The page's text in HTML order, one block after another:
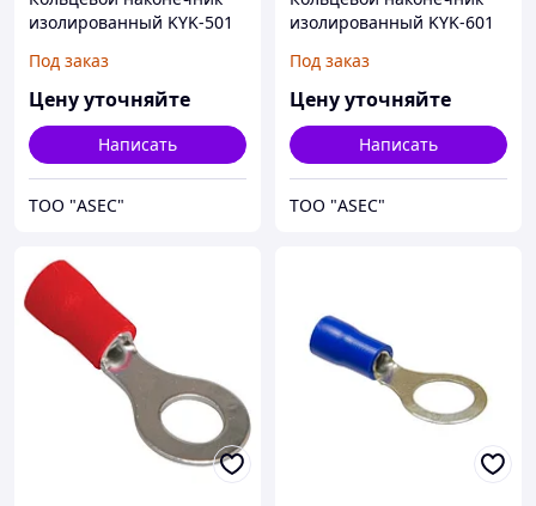
изолированный KYK-501
Под заказ
Цену уточняйте
Написать
ТОО "ASEC"
изолированный KYK-601
Под заказ
Цену уточняйте
Написать
ТОО "ASEC"